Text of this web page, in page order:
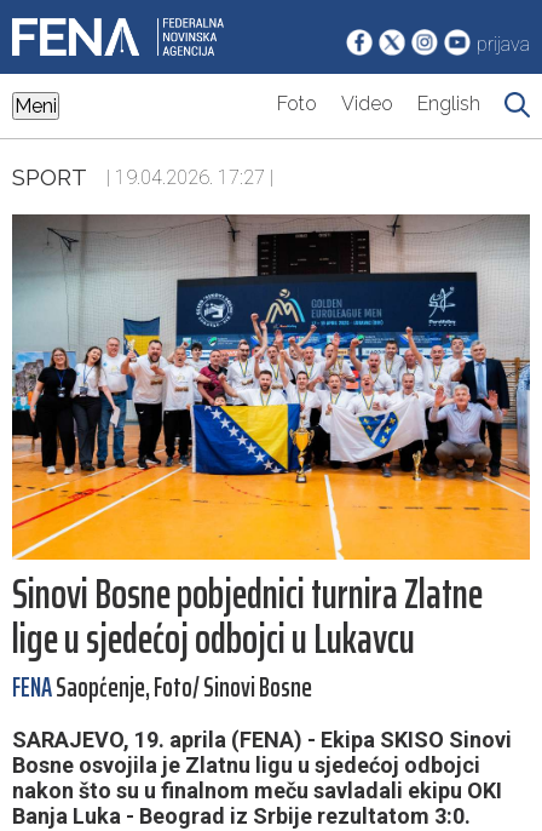
prijava
Meni Foto Video English
SPORT | 19.04.2026. 17:27 |
Sinovi Bosne pobjednici turnira Zlatne
lige u sjedećoj odbojci u Lukavcu
FENASaopćenje, Foto/ Sinovi Bosne
SARAJEVO, 19. aprila (FENA) - Ekipa SKISO Sinovi
Bosne osvojila je Zlatnu ligu u sjedećoj odbojci
nakon što su u finalnom meču savladali ekipu OKI
Banja Luka - Beograd iz Srbije rezultatom 3:0.